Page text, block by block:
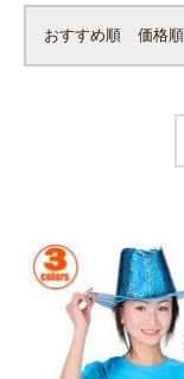
おすすめ順 価格順